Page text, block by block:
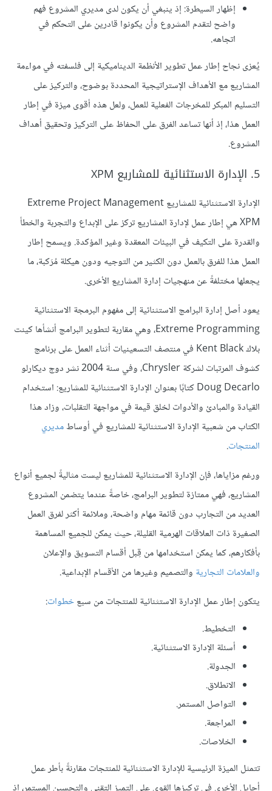
إظهار السيطرة: إذ ينبغي أن يكون لدى مديري المشروع فهم
واضح لتقدم المشروع وأن يكونوا قادرين على التحكم في
اتجاهه.
يُعزى نجاح إطار عمل تطوير الأنظمة الديناميكية إلى فلسفته في مواءمة
المشاريع مع الأهداف الإستراتيجية المحددة بوضوح، والتركيز على
التسليم المبكر للمخرجات الفعلية للعمل، ولعل هذه أقوى ميزة في إطار
العمل هذا، إذ أنها تساعد الفرق على الحفاظ على التركيز وتحقيق أهداف
المشروع.
5. الإدارة الاستثنائية للمشاريع XPM
الإدارة الاستثنائية للمشاريع Extreme Project Management
XPM هي إطار عمل لإدارة المشاريع تركز على الإبداع والتجربة والخطأ
والقدرة على التكيف في البيئات المعقدة وغير المؤكدة. ويسمح إطار
العمل هذا للفرق بالعمل دون الكثير من التوجيه ودون هيكلة مُرَكبة، ما
يجعلها مختلفةً عن منهجيات إدارة المشاريع الأخرى.
يعود أصل إدارة البرامج الاستثنائية إلى مفهوم البرمجة الاستثنائية
Extreme Programming، وهي مقاربة لتطوير البرامج أنشأها كينت
بلاك Kent Black في منتصف التسعينيات أثناء العمل على برنامج
كشوف المرتبات لشركة Chrysler، وفي سنة 2004 نشر دوج ديكارلو
Doug Decarlo كتابًا بعنوان الإدارة الاستثنائية للمشاريع: استخدام
القيادة والمبادئ والأدوات لخلق قيمة في مواجهة التقلبات، وزاد هذا
الكتاب من شعبية الإدارة الاستثنائية للمشاريع في أوساطمديري
المنتجات.
ورغم مزاياها، فإن الإدارة الاستثنائية للمشاريع ليست مثاليةً لجميع أنواع
المشاريع، فهي ممتازة لتطوير البرامج، خاصةً عندما يتضمن المشروع
العديد من التجارب دون قائمة مهام واضحة، وملائمة أكثر لفرق العمل
الصغيرة ذات العلاقات الهرمية القليلة، حيث يمكن للجميع المساهمة
بأفكارهم، كما يمكن استخدامها من قِبل أقسام التسويق والإعلان
والعلامات التجارية والتصميم وغيرها من الأقسام الإبداعية.
يتكون إطار عمل الإدارة الاستثنائية للمنتجات من سبعخطوات:
التخطيط.
أسئلة الإدارة الاستثنائية.
الجدولة.
الانطلاق.
التواصل المستمر.
المراجعة.
الخلاصات.
تتمثل الميزة الرئيسية للإدارة الاستثنائية للمنتجات مقارنةً بأطر عمل